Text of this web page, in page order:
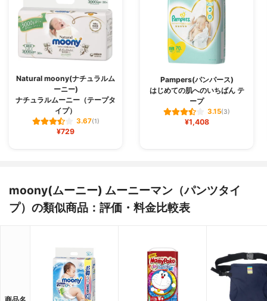
Natural moony(ナチュラルム
ーニー)
ナチュラルムーニー（テープタ
イプ）
3.67(1)
¥729
Pampers(パンパース)
はじめての肌へのいちばん テ
ープ
3.15(3)
¥1,408
moony(ムーニー) ムーニーマン（パンツタイ
プ）の類似商品：評価・料金比較表